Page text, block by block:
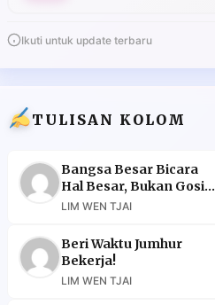
Ikuti untuk update terbaru
TULISAN KOLOM
Bangsa Besar Bicara
Hal Besar, Bukan Gosip
Murahan
LIM WEN TJAI
Beri Waktu Jumhur
Bekerja!
LIM WEN TJAI